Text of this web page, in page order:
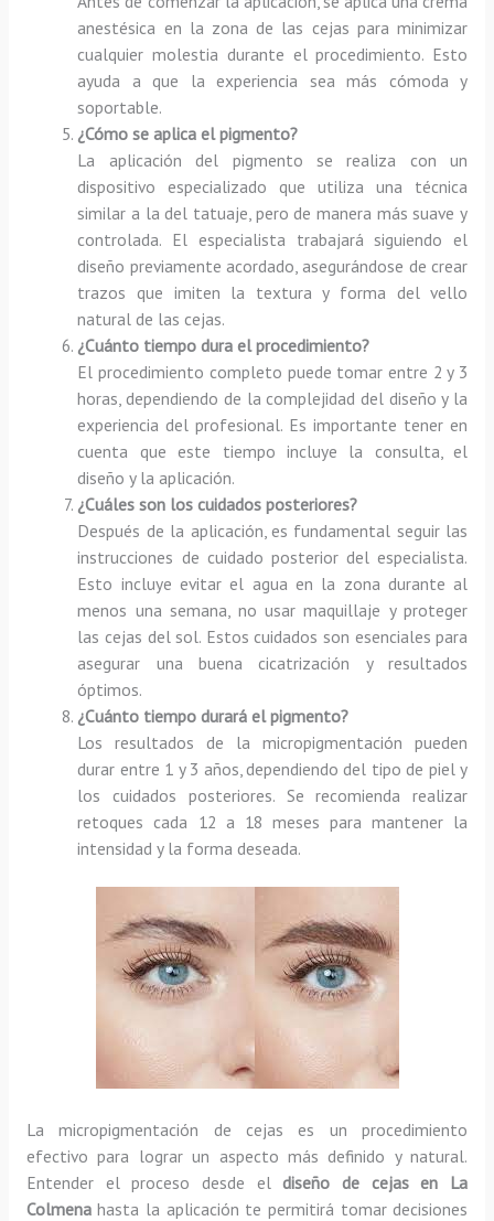
anestésica en la zona de las cejas para minimizar
cualquier molestia durante el procedimiento. Esto
ayuda a que la experiencia sea más cómoda y
soportable.
¿Cómo se aplica el pigmento?
La aplicación del pigmento se realiza con un
dispositivo especializado que utiliza una técnica
similar a la del tatuaje, pero de manera más suave y
controlada. El especialista trabajará siguiendo el
diseño previamente acordado, asegurándose de crear
trazos que imiten la textura y forma del vello
natural de las cejas.
¿Cuánto tiempo dura el procedimiento?
El procedimiento completo puede tomar entre 2 y 3
horas, dependiendo de la complejidad del diseño y la
experiencia del profesional. Es importante tener en
cuenta que este tiempo incluye la consulta, el
diseño y la aplicación.
¿Cuáles son los cuidados posteriores?
Después de la aplicación, es fundamental seguir las
instrucciones de cuidado posterior del especialista.
Esto incluye evitar el agua en la zona durante al
menos una semana, no usar maquillaje y proteger
las cejas del sol. Estos cuidados son esenciales para
asegurar una buena cicatrización y resultados
óptimos.
¿Cuánto tiempo durará el pigmento?
Los resultados de la micropigmentación pueden
durar entre 1 y 3 años, dependiendo del tipo de piel y
los cuidados posteriores. Se recomienda realizar
retoques cada 12 a 18 meses para mantener la
intensidad y la forma deseada.
La micropigmentación de cejas es un procedimiento
efectivo para lograr un aspecto más definido y natural.
Entender el proceso desde eldiseño de cejas en La
Colmenahasta la aplicación te permitirá tomar decisiones